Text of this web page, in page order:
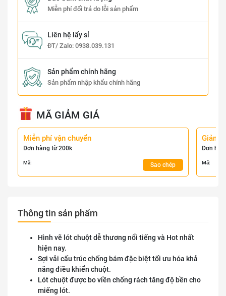
Miễn phí đổi trả do lỗi sản phẩm
Liên hệ lấy sỉ
ĐT/ Zalo: 0938.039.131
Sản phẩm chính hãng
Sản phẩm nhập khẩu chính hãng
MÃ GIẢM GIÁ
Miễn phí vận chuyển
Đơn hàng từ 200k
Mã: Sao chép
Giảm
Đơn
Mã:
Thông tin sản phẩm
Hình vẽ lót chuột dễ thương nổi tiếng và Hot nhất
hiện nay.
Sợi vải cấu trúc chống bám đặc biệt tối ưu hóa khả
năng điều khiển chuột.
Lót chuột được bo viền chống rách tăng độ bền cho
miếng lót.